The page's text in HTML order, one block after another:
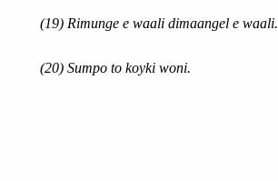
(19) Rimunge e waali dimaangel e waali.
(20) Sumpo to koyki woni.